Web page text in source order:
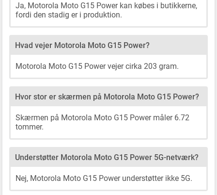
Ja, Motorola Moto G15 Power kan købes i butikkerne,
fordi den stadig er i produktion.
Hvad vejer Motorola Moto G15 Power?
Motorola Moto G15 Power vejer cirka 203 gram.
Hvor stor er skærmen på Motorola Moto G15 Power?
Skærmen på Motorola Moto G15 Power måler 6.72
tommer.
Understøtter Motorola Moto G15 Power 5G-netværk?
Nej, Motorola Moto G15 Power understøtter ikke 5G.